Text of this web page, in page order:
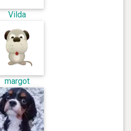
Vilda
margot